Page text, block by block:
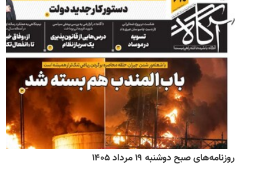
روزنامه‌های صبح دوشنبه ۱۹ مرداد ۱۴۰۵